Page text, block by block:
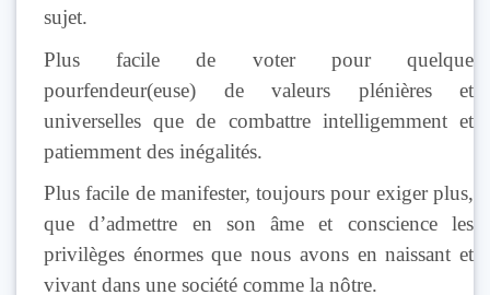
sujet.
Plus facile de voter pour quelque
pourfendeur(euse) de valeurs plénières et
universelles que de combattre intelligemment et
patiemment des inégalités.
Plus facile de manifester, toujours pour exiger plus,
que d’admettre en son âme et conscience les
privilèges énormes que nous avons en naissant et
vivant dans une société comme la nôtre.